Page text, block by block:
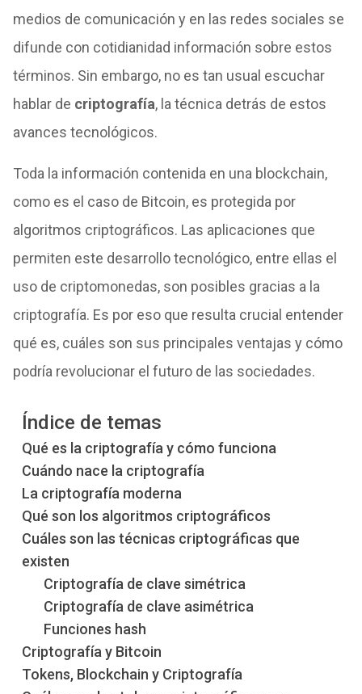
medios de comunicación y en las redes sociales se
difunde con cotidianidad información sobre estos
términos. Sin embargo, no es tan usual escuchar
hablar de criptografía, la técnica detrás de estos
avances tecnológicos.
Toda la información contenida en una blockchain,
como es el caso de Bitcoin, es protegida por
algoritmos criptográficos. Las aplicaciones que
permiten este desarrollo tecnológico, entre ellas el
uso de criptomonedas, son posibles gracias a la
criptografía. Es por eso que resulta crucial entender
qué es, cuáles son sus principales ventajas y cómo
podría revolucionar el futuro de las sociedades.
Índice de temas
Qué es la criptografía y cómo funciona
Cuándo nace la criptografía
La criptografía moderna
Qué son los algoritmos criptográficos
Cuáles son las técnicas criptográficas que
existen
Criptografía de clave simétrica
Criptografía de clave asimétrica
Funciones hash
Criptografía y Bitcoin
Tokens, Blockchain y Criptografía